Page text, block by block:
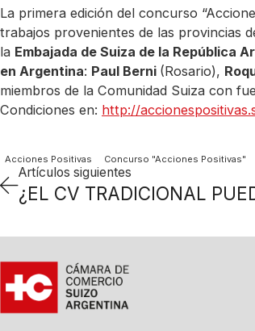
La primera edición del concurso
trabajos provenientes de las provincias
la Embajada de Suiza de la República
en Argentina: Paul Berni (Rosario),
miembros de la Comunidad Suiza con
Condiciones en: http://
Acciones Positivas Concurso "Acciones Positivas"
Artículos siguientes